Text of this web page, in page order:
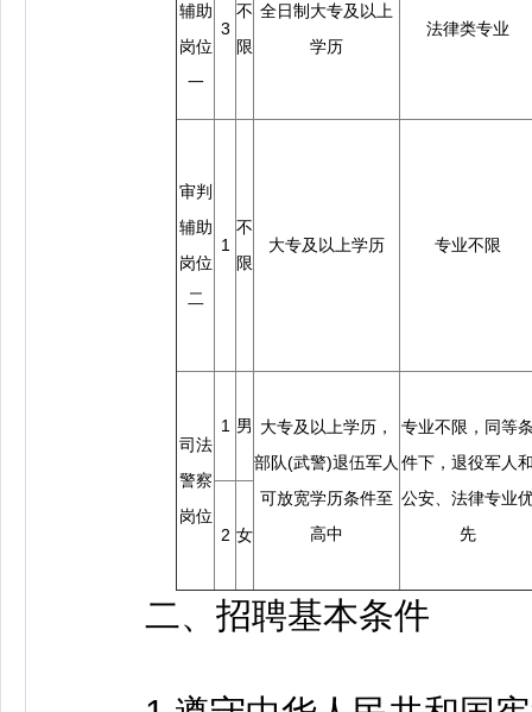
辅助
岗位
一
3
不
限
全日制大专及以上
学历
法律类专业
审判
辅助
岗位
二
1
不
限
大专及以上学历 专业不限
司法
警察
岗位
1 男 大专及以上学历，
部队(武警)退伍军人
可放宽学历条件至
高中
专业不限，同等
件下，退役军人
公安、法律专业
先
2 女
二、招聘基本条件